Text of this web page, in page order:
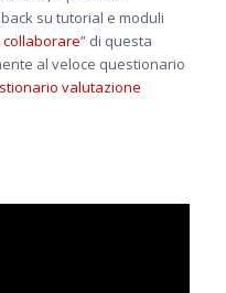
su tutorial e moduli
collaborare” di questa
al veloce questionario
valutazione